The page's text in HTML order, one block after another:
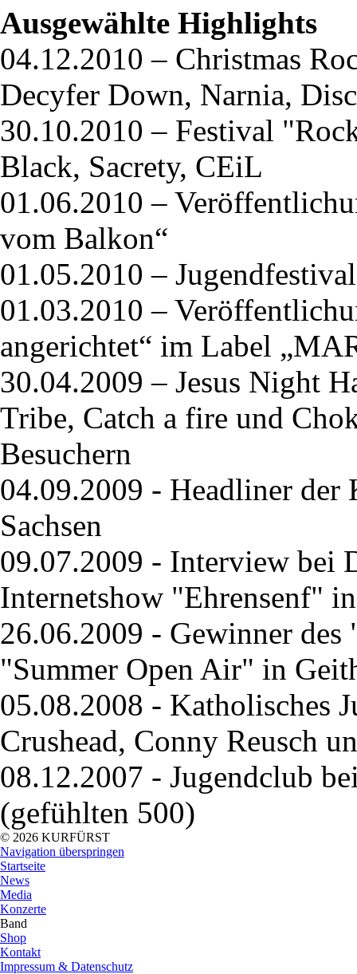
Ausgewählte Highlights
04.12.2010 – Christmas
Decyfer Down, Narnia,
30.10.2010 – Festival
Black, Sacrety, CEiL
01.06.2010 –
vom Balkon“
01.05.2010 –
01.03.2010 –
angerichtet“ im Label
30.04.2009 – Jesus Night
Tribe, Catch a fire und
Besuchern
04.09.2009 - Headliner der
Sachsen
09.07.2009 - Interview bei
Internetshow "Ehrensenf"
26.06.2009 - Gewinner
"Summer Open Air" in
05.08.2008 - Katholisches
Crushead, Conny Reusch
08.12.2007 - Jugendclub
(gefühlten 500)
© 2026 KURFÜRST
Navigation überspringen
Startseite
News
Media
Konzerte
Band
Shop
Kontakt
Impressum & Datenschutz